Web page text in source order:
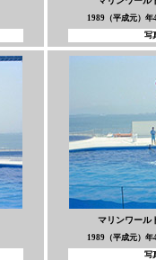
1989（平成元）
写
マリンワー
1989（平成元）
写